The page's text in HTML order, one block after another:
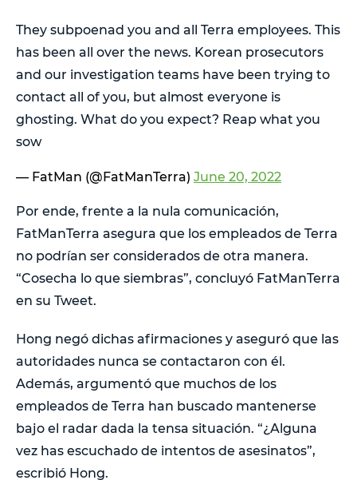
They subpoenad you and all Terra employees. This
has been all over the news. Korean prosecutors
and our investigation teams have been trying to
contact all of you, but almost everyone is
ghosting. What do you expect? Reap what you
sow
— FatMan (@FatManTerra) June 20, 2022
Por ende, frente a la nula comunicación,
FatManTerra asegura que los empleados de Terra
no podrían ser considerados de otra manera.
“Cosecha lo que siembras”, concluyó FatManTerra
en su Tweet.
Hong negó dichas afirmaciones y aseguró que las
autoridades nunca se contactaron con él.
Además, argumentó que muchos de los
empleados de Terra han buscado mantenerse
bajo el radar dada la tensa situación. “¿Alguna
vez has escuchado de intentos de asesinatos”,
escribió Hong.